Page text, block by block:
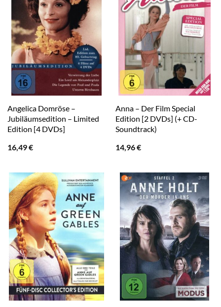
Angelica Domröse –
Jubiläumsedition – Limited
Edition [4 DVDs]
16,49€
Anna – Der Film Special
Edition [2 DVDs] (+ CD-
Soundtrack)
14,96€